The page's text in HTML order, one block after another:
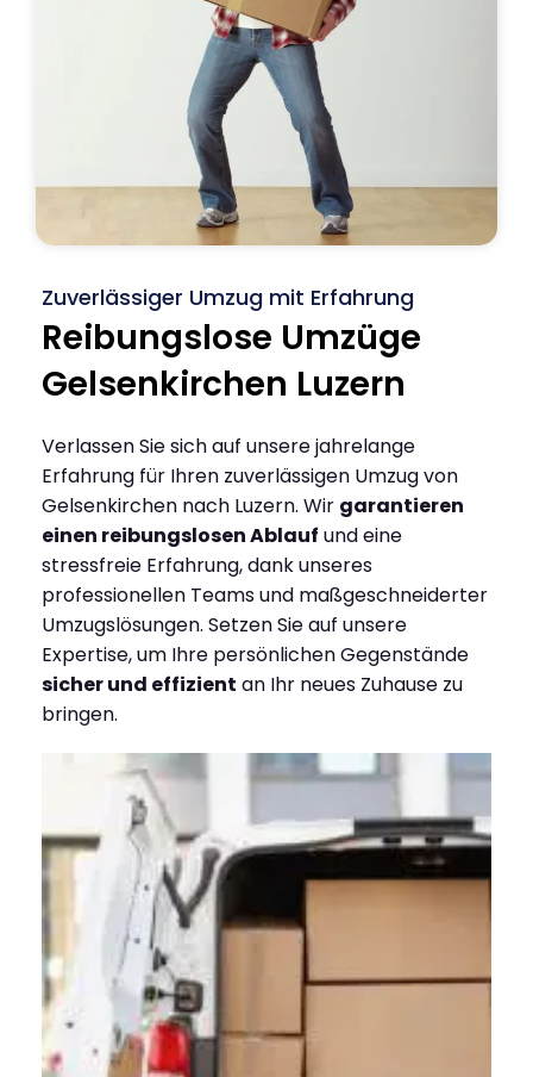
Zuverlässiger Umzug mit Erfahrung
Reibungslose Umzüge
Gelsenkirchen Luzern
Verlassen Sie sich auf unsere jahrelange
Erfahrung für Ihren zuverlässigen Umzug von
Gelsenkirchen nach Luzern. Wir garantieren
einen reibungslosen Ablauf und eine
stressfreie Erfahrung, dank unseres
professionellen Teams und maßgeschneiderter
Umzugslösungen. Setzen Sie auf unsere
Expertise, um Ihre persönlichen Gegenstände
sicher und effizient an Ihr neues Zuhause zu
bringen.